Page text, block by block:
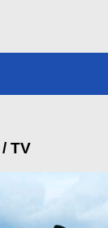
TV